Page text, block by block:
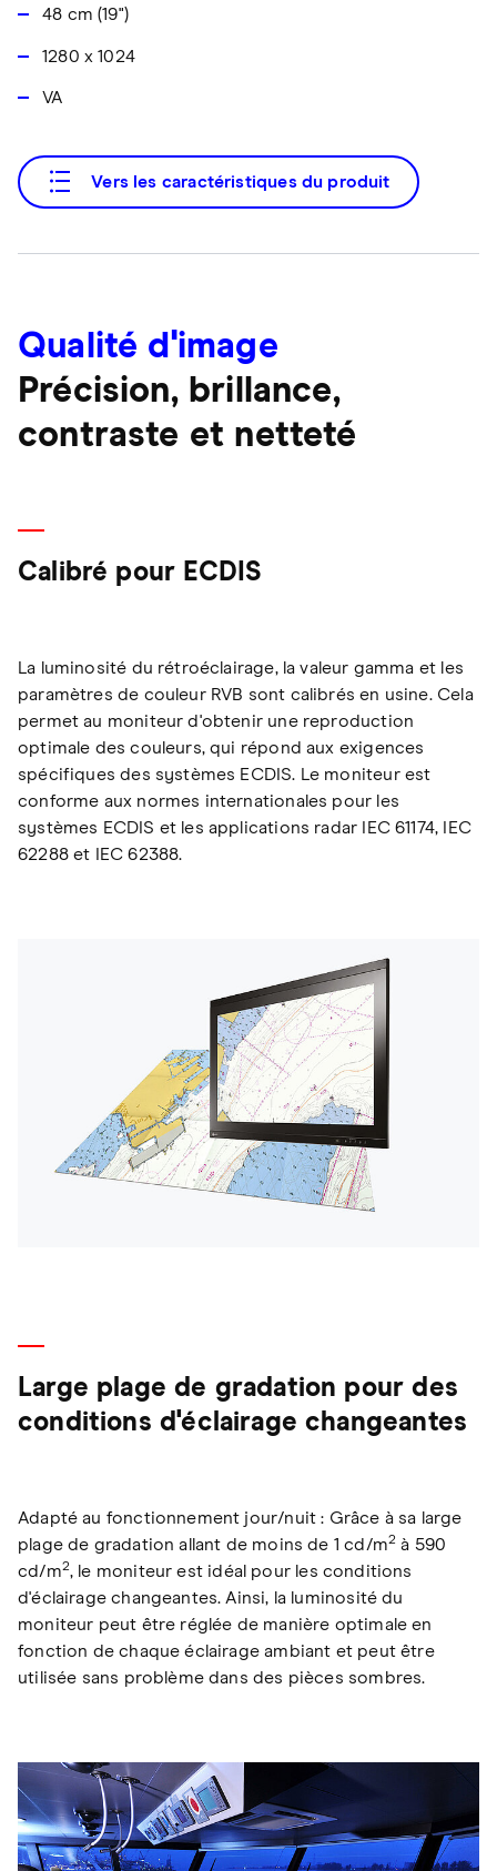
48 cm (19")
1280 x 1024
VA
Vers les caractéristiques du produit
Qualité d'image
Précision, brillance,
contraste et netteté
Calibré pour ECDIS
La luminosité du rétroéclairage, la valeur gamma et les
paramètres de couleur RVB sont calibrés en usine. Cela
permet au moniteur d'obtenir une reproduction
optimale des couleurs, qui répond aux exigences
spécifiques des systèmes ECDIS. Le moniteur est
conforme aux normes internationales pour les
systèmes ECDIS et les applications radar IEC 61174, IEC
62288 et IEC 62388.
Large plage de gradation pour des
conditions d'éclairage changeantes
Adapté au fonctionnement jour/nuit : Grâce à sa large
plage de gradation allant de moins de 1 cd/m2 à 590
cd/m2, le moniteur est idéal pour les conditions
d'éclairage changeantes. Ainsi, la luminosité du
moniteur peut être réglée de manière optimale en
fonction de chaque éclairage ambiant et peut être
utilisée sans problème dans des pièces sombres.